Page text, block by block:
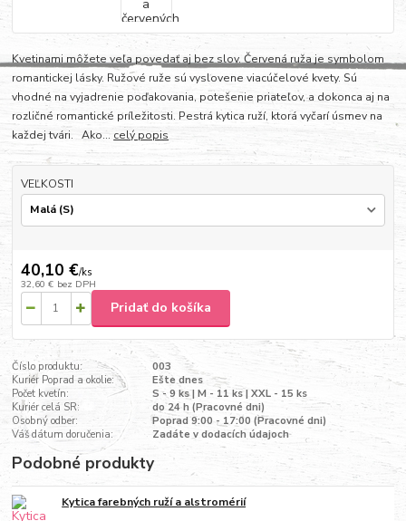
Kvetinami môžete veľa povedať aj bez slov. Červená ruža je symbolom
romantickej lásky. Ružové ruže sú vyslovene viacúčelové kvety. Sú
vhodné na vyjadrenie poďakovania, potešenie priateľov, a dokonca aj na
rozličné romantické príležitosti. Pestrá kytica ruží, ktorá vyčarí úsmev na
každej tvári. Ako... celý popis
VEĽKOSTI
40,10 €/ks
32,60 € bez DPH
Pridať do košíka
Číslo produktu:
003
Kuriér Poprad a okolie:
Ešte dnes
Počet kvetín:
S - 9 ks | M - 11 ks | XXL - 15 ks
Kuriér celá SR:
do 24 h (Pracovné dni)
Osobný odber:
Poprad 9:00 - 17:00 (Pracovné dni)
Váš dátum doručenia:
Zadáte v dodacích údajoch
Podobné produkty
Kytica farebných ruží a alstromérií